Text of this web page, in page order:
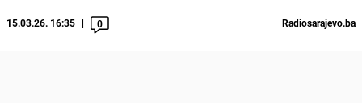
15.03.26. 16:35 0 Radiosarajevo.ba